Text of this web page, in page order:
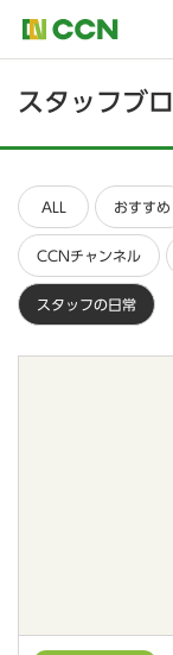
スタッフブ
ALL おすすめ
CCNチャンネル
スタッフの日常